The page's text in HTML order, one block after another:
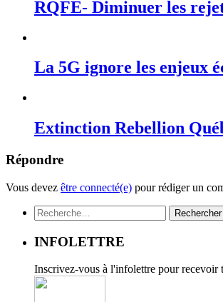
RQFE- Diminuer les
La 5G ignore les enjeux
Extinction Rebellion
Répondre
Vous devez être connecté(e) pour rédiger un
Rechercher :
INFOLETTRE
Inscrivez-vous à l'infolettre pour recevoir